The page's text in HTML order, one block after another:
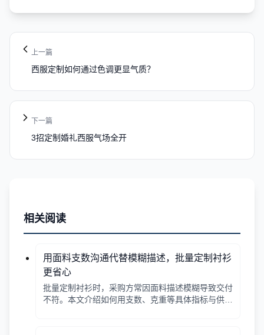
上一篇
西服定制如何通过色调更显气质？
下一篇
3招定制婚礼西服气场全开
相关阅读
用面料支数沟通代替模糊描述，批量定制衬衫
更省心
批量定制衬衫时，采购方常因面料描述模糊导致交付
不符。本文介绍如何用支数、克重等具体指标与供应